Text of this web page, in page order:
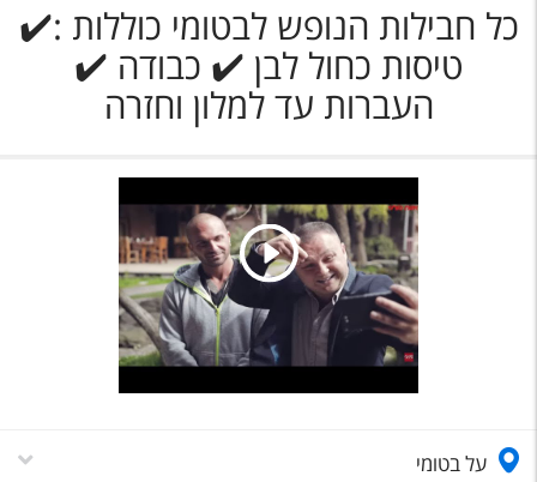
עקבו אחרינו
כל חבילות הנופש לבטומי כוללות :✔️
טיסות כחול לבן ✔️ כבודה ✔️
העברות עד למלון וחזרה
על בטומי